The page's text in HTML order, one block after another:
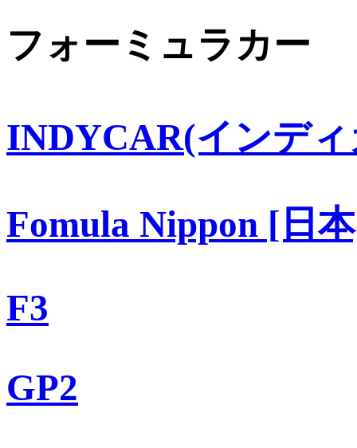
フォーミュラカー
INDYCAR(インデ
Fomula Nippon [日
F3
GP2